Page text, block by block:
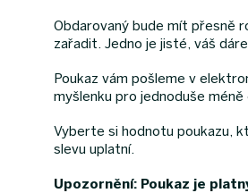
Obdarovaný bude mít přesně
zařadit. Jedno je jisté, váš
Poukaz vám pošleme v
myšlenku pro jednoduše méně
Vyberte si hodnotu poukazu,
slevu uplatní.
Upozornění: Poukaz je